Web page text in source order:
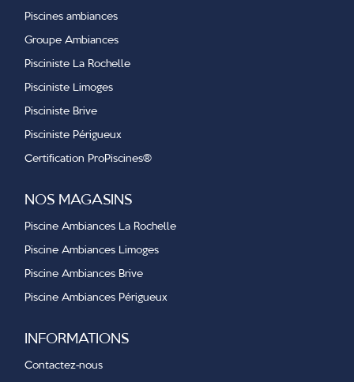
Piscines ambiances
Groupe Ambiances
Pisciniste La Rochelle
Pisciniste Limoges
Pisciniste Brive
Pisciniste Périgueux
Certification ProPiscines®
NOS MAGASINS
Piscine Ambiances La Rochelle
Piscine Ambiances Limoges
Piscine Ambiances Brive
Piscine Ambiances Périgueux
INFORMATIONS
Contactez-nous